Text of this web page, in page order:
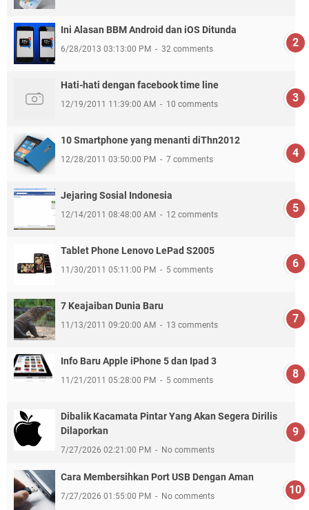
Ini Alasan BBM Android dan iOS Ditunda
6/28/2013 03:13:00 PM 32 comments
Hati-hati dengan facebook time line
12/19/2011 11:39:00 AM 10 comments
10 Smartphone yang menanti diThn2012
12/28/2011 03:50:00 PM 7 comments
Jejaring Sosial Indonesia
12/14/2011 08:48:00 AM 12 comments
Tablet Phone Lenovo LePad S2005
11/30/2011 05:11:00 PM 5 comments
7 Keajaiban Dunia Baru
11/13/2011 09:20:00 AM 13 comments
Info Baru Apple iPhone 5 dan Ipad 3
11/21/2011 05:28:00 PM 5 comments
Dibalik Kacamata Pintar Yang Akan Segera Dirilis
Dilaporkan
7/27/2026 02:21:00 PM No comments
Cara Membersihkan Port USB Dengan Aman
7/27/2026 01:55:00 PM No comments